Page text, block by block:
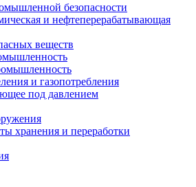
безопасности
и нефтеперерабатывающая
веществ
и газопотребления
под давлением
хранения и переработки